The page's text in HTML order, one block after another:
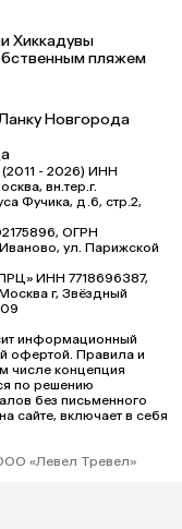
Хиккадувы
пляжем
Новгорода
- 2026) ИНН
вн.тер.г.
Фучика, д.6, стр.2,
ОГРН
ул. Парижской
ИНН 7718696387,
г, Звёздный
информационный
офертой. Правила и
числе концепция
по решению
без письменного
сайте, включает в себя
«Левел Тревел»